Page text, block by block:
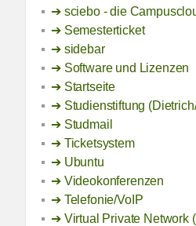
sciebo - die
Semesterticket
sidebar
Software und Lizenzen
Startseite
Studienstiftung
Studmail
Ticketsystem
Ubuntu
Videokonferenzen
Telefonie/VoIP
Virtual Private Network